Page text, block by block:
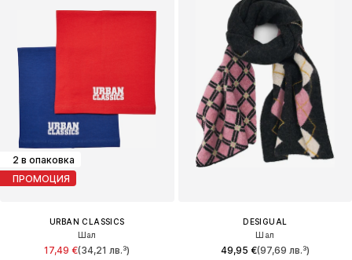
2 в опаковка
ПРОМОЦИЯ
URBAN CLASSICS
Шал
17,49 €(34,21 лв.³)
DESIGUAL
Шал
49,95 €(97,69 лв.³)